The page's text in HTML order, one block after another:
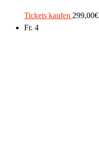
Tickets kaufen 299,00€
Fr. 4